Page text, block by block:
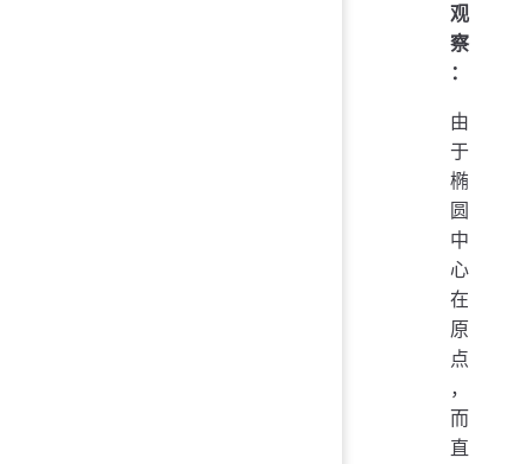
观
察
：
由
于
椭
圆
中
心
在
原
点
，
而
直